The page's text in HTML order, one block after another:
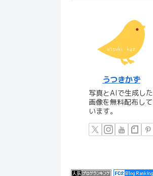
うつきかず
写真とAIで生成した
画像を無料配布して
います。